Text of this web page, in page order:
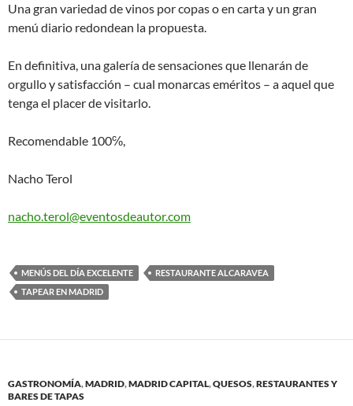
Una gran variedad de vinos por copas o en carta y un gran
menú diario redondean la propuesta.
En definitiva, una galería de sensaciones que llenarán de
orgullo y satisfacción – cual monarcas eméritos – a aquel que
tenga el placer de visitarlo.
Recomendable 100℅,
Nacho Terol
nacho.terol@eventosdeautor.com
MENÚS DEL DÍA EXCELENTE
RESTAURANTE ALCARAVEA
TAPEAR EN MADRID
GASTRONOMÍA,MADRID,MADRID CAPITAL,QUESOS,RESTAURANTES Y
BARES DE TAPAS